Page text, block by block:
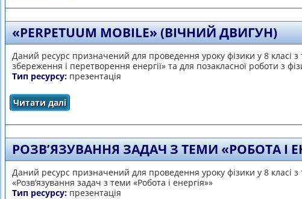
«РERPETUUM MOBILE» (ВІЧНИЙ ДВИГУН)
Даний ресурс призначений для проведення уроку фізики у 8 класі з
збереження і перетворення енергії» та для позакласної роботи з
Тип ресурсу: презентація
Читати даліпро «Рerpetuum mobile» (Вічний двигун)
РОЗВ’ЯЗУВАННЯ ЗАДАЧ З ТЕМИ «РОБОТА І
Даний ресурс призначений для проведення уроку фізики у 8 класі з
«Розв’язування задач з теми «Робота і енергія»»
Тип ресурсу: презентація